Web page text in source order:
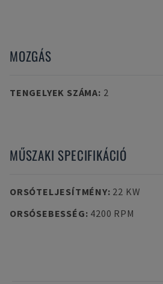
MOZGÁS
TENGELYEK SZÁMA: 2
MŰSZAKI SPECIFIKÁCIÓ
ORSÓTELJESÍTMÉNY: 22 KW
ORSÓSEBESSÉG: 4200 RPM